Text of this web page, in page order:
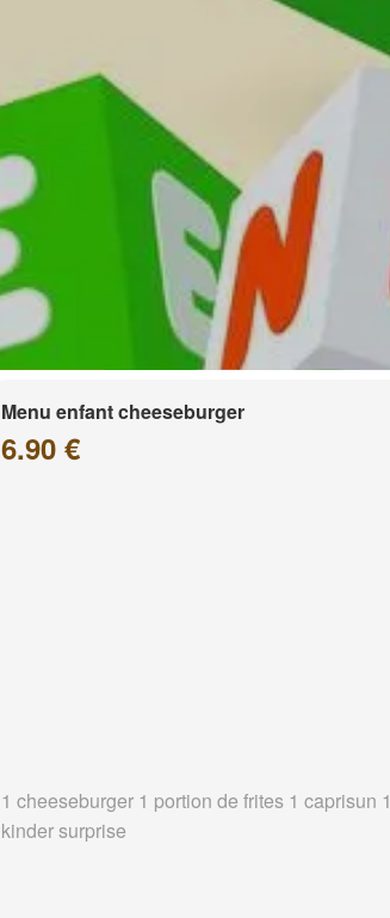
Menu enfant cheeseburger
6.90 €
1 cheeseburger 1 portion de frites 1 caprisun 1
kinder surprise